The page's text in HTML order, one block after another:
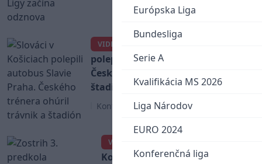
Európska Liga
Bundesliga
Serie A
Kvalifikácia MS 2026
Liga Národov
EURO 2024
Konferenčná liga
VIDEO
polepili autobus Slavie Praha.
Českého trénera ohúril trávnik a
štadión
Konferenčná liga
VIDEO
Konferenčnej Ligy: Lech